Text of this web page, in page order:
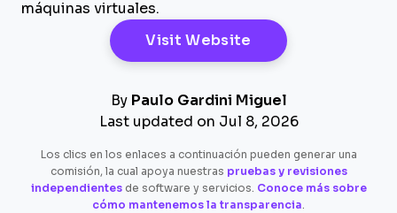
máquinas virtuales.
Visit Website Opens New
By Paulo Gardini Miguel
Last updated on Jul 8, 2026
Los clics en los enlaces a continuación pueden generar una
comisión, la cual apoya nuestras pruebas y revisiones
independientesde software y servicios. Conoce más sobre
cómo mantenemos la transparencia.